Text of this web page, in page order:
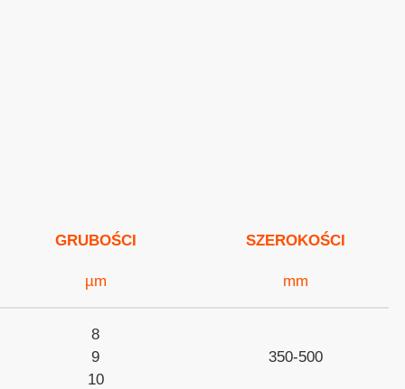
GRUBOŚCI SZEROKOŚCI
µm mm
8
9
10
350-500